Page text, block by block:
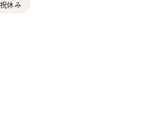
休み